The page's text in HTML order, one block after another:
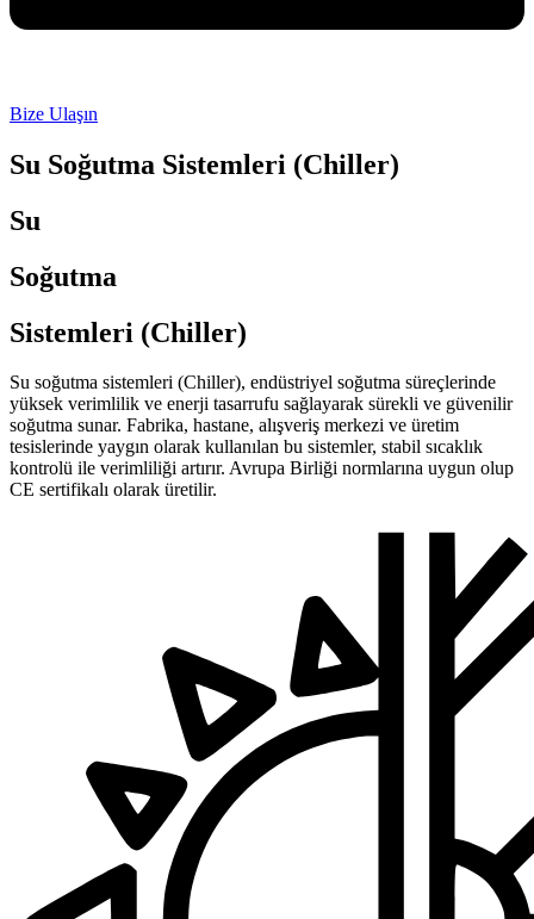
Bize Ulaşın
Su Soğutma Sistemleri (Chiller)
Su
Soğutma
Sistemleri (Chiller)
Su soğutma sistemleri (Chiller), endüstriyel soğutma süreçlerinde
yüksek verimlilik ve enerji tasarrufu sağlayarak sürekli ve güvenilir
soğutma sunar. Fabrika, hastane, alışveriş merkezi ve üretim
tesislerinde yaygın olarak kullanılan bu sistemler, stabil sıcaklık
kontrolü ile verimliliği artırır. Avrupa Birliği normlarına uygun olup
CE sertifikalı olarak üretilir.